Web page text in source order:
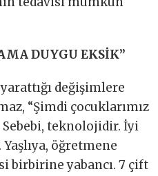
DUYGU EKSİK”
değişimlere
“Şimdi çocuklarımız
teknolojidir. İyi
öğretmene
birbirine yabancı. 7 çift